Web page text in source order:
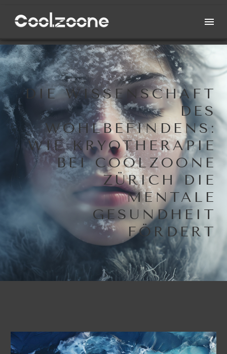
DIE WISSENSCHAFT
DES
WOHLBEFINDENS:
WIE KRYOTHERAPIE
BEI COOLZOONE
ZÜRICH DIE
MENTALE
GESUNDHEIT
FÖRDERT